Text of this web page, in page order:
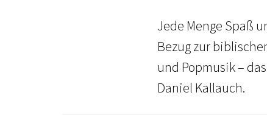
Jede Menge Spaß
Bezug zur
und Popmusik –
Daniel Kallauch.